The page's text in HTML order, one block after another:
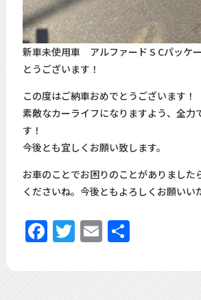
新車未使用車 アルファード S Cパッケ
とうございます！
この度はご納車おめでとうございます！
素敵なカーライフになりますよう、全力
す！
今後とも宜しくお願い致します。
お車のことでお困りのことがありました
くださいね。今後ともよろしくお願いい
Facebook
Twitter
Email
共